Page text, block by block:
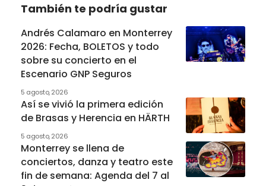
También te podría gustar
Andrés Calamaro en Monterrey
2026: Fecha, BOLETOS y todo
sobre su concierto en el
Escenario GNP Seguros
5 agosto, 2026
Así se vivió la primera edición
de Brasas y Herencia en HÄRTH
5 agosto, 2026
Monterrey se llena de
conciertos, danza y teatro este
fin de semana: Agenda del 7 al